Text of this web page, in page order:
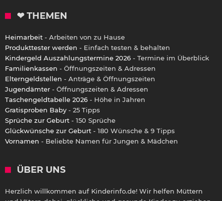
❤ THEMEN
Heimarbeit - Arbeiten von zu Hause
Produkttester werden - Einfach testen & behalten
Kindergeld Auszahlungstermine 2026 - Termine im Überblick
Familienkassen - Öffnungszeiten & Adressen
Elterngeldstellen - Anträge & Öffnungszeiten
Jugendämter - Öffnungszeiten & Adressen
Taschengeldtabelle 2026 - Höhe in Jahren
Gratisproben Baby - 25 Tipps
Sprüche zur Geburt - 150 Sprüche
Glückwünsche zur Geburt - 180 Wünsche & 9 Tipps
Vornamen - Beliebte Namen für Jungen & Mädchen
ÜBER UNS
Herzlich willkommen auf Kinderinfo.de! Wir helfen Müttern